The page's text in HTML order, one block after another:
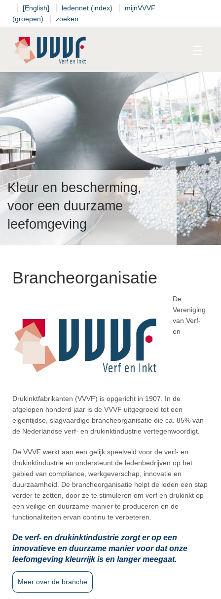
[English] ledennet (index)
mijnVVVF
(groepen)
zoeken
Kalender
Standpunten
Thema's
Over verf en inkt
VeiligmetVerf
Over VVVF
Kleur en bescherming,
voor een duurzame
leefomgeving
Brancheorganisatie
De
Vereniging
van Verf-
en
Drukinktfabrikanten (VVVF) is opgericht in 1907. In de
afgelopen honderd jaar is de VVVF uitgegroeid tot een
eigentijdse, slagvaardige brancheorganisatie die ca. 85% van
de Nederlandse verf- en drukinktindustrie vertegenwoordigt.
De VVVF werkt aan een gelijk speelveld voor de verf- en
drukinktindustrie en ondersteunt de ledenbedrijven op het
gebied van compliance, werkgeverschap, innovatie en
duurzaamheid. De brancheorganisatie helpt de leden een stap
verder te zetten, door ze te stimuleren om verf en drukinkt op
een veilige en duurzame manier te produceren en de
functionaliteiten ervan continu te verbeteren.
De verf- en drukinktindustrie zorgt er op een
innovatieve en duurzame manier voor dat onze
leefomgeving kleurrijk is en langer meegaat.
Meer over de branche